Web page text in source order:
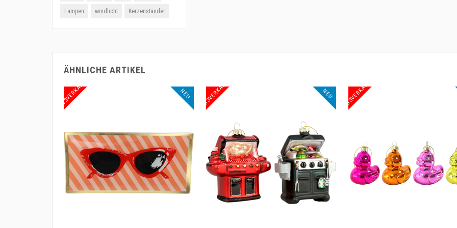
Lampen windlicht Kerzenständer
ÄHNLICHE ARTIKEL